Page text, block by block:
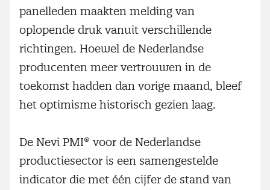
panelleden maakten melding van
oplopende druk vanuit verschillende
richtingen. Hoewel de Nederlandse
producenten meer vertrouwen in de
toekomst hadden dan vorige maand, bleef
het optimisme historisch gezien laag.
De Nevi PMI® voor de Nederlandse
productiesector is een samengestelde
indicator die met één cijfer de stand van